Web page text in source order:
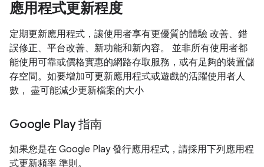
應用程式更新程度
定期更新應用程式，讓使用者享有更優質的體驗 改善、錯
誤修正、平台改善、新功能和新內容。 並非所有使用者都
能使用可靠或價格實惠的網路存取服務，或有足夠的裝置儲
存空間。如要增加可更新應用程式或遊戲的活躍使用者人
數， 盡可能減少更新檔案的大小
Google Play 指南
如果您是在 Google Play 發行應用程式，請採用下列應用程
式更新頻率 準則。